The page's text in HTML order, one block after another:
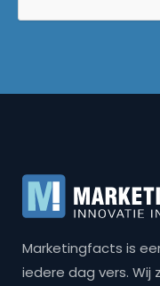
Marketingfacts is
iedere dag vers.